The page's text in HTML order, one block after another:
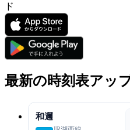
ド
最新の時刻表アッ
和邇